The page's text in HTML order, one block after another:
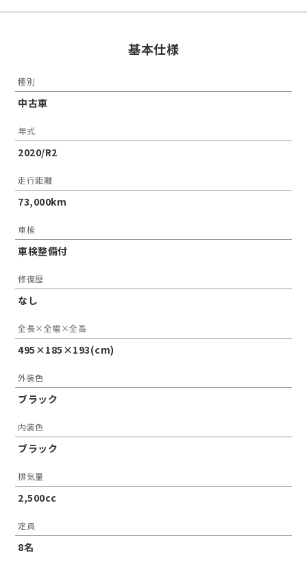
基本仕様
種別
中古車
年式
2020/R2
走行距離
73,000km
車検
車検整備付
修復歴
なし
全長×全幅×全高
495×185×193(cm)
外装色
ブラック
内装色
ブラック
排気量
2,500cc
定員
8名